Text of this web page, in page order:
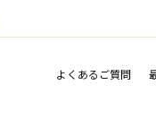
よくあるご質問